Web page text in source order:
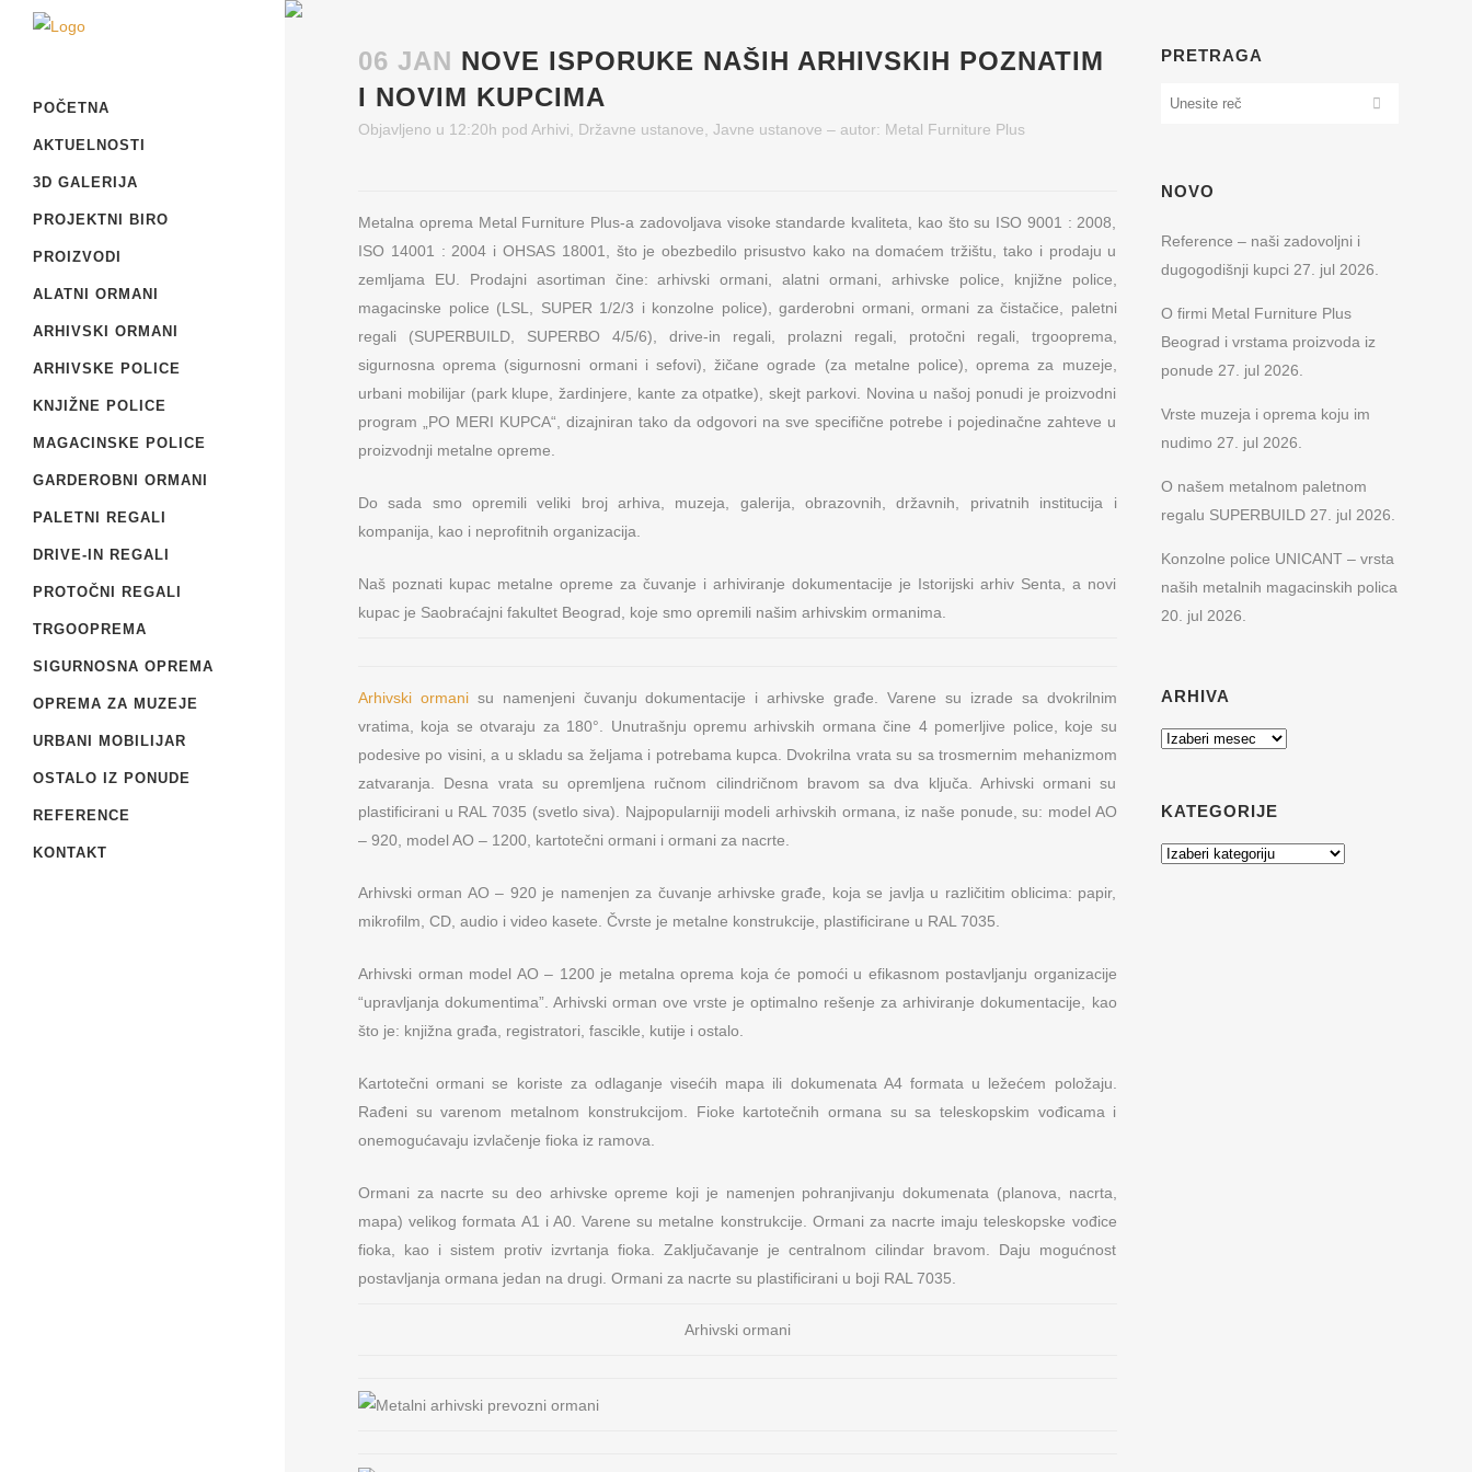
POČETNA
AKTUELNOSTI
3D GALERIJA
PROJEKTNI BIRO
PROIZVODI
ALATNI ORMANI
ARHIVSKI ORMANI
ARHIVSKE POLICE
KNJIŽNE POLICE
MAGACINSKE POLICE
GARDEROBNI ORMANI
PALETNI REGALI
DRIVE-IN REGALI
PROTOČNI REGALI
TRGOOPREMA
SIGURNOSNA OPREMA
OPREMA ZA MUZEJE
URBANI MOBILIJAR
OSTALO IZ PONUDE
REFERENCE
KONTAKT
06 JAN NOVE ISPORUKE NAŠIH ARHIVSKIH POZNATIM
I NOVIM KUPCIMA
Objavljeno u 12:20h pod Arhivi Državne ustanove Javne ustanove – autor: Metal Furniture Plus
Metalna oprema Metal Furniture Plus-a zadovoljava visoke standarde kvaliteta, kao što su ISO 9001 : 2008,
ISO 14001 : 2004 i OHSAS 18001, što je obezbedilo prisustvo kako na domaćem tržištu, tako i prodaju u
zemljama EU. Prodajni asortiman čine: arhivski ormani, alatni ormani, arhivske police, knjižne police,
magacinske police (LSL, SUPER 1/2/3 i konzolne police), garderobni ormani, ormani za čistačice, paletni
regali (SUPERBUILD, SUPERBO 4/5/6), drive-in regali, prolazni regali, protočni regali, trgooprema,
sigurnosna oprema (sigurnosni ormani i sefovi), žičane ograde (za metalne police), oprema za muzeje,
urbani mobilijar (park klupe, žardinjere, kante za otpatke), skejt parkovi. Novina u našoj ponudi je proizvodni
program „PO MERI KUPCA“, dizajniran tako da odgovori na sve specifične potrebe i pojedinačne zahteve u
proizvodnji metalne opreme.
Do sada smo opremili veliki broj arhiva, muzeja, galerija, obrazovnih, državnih, privatnih institucija i
kompanija, kao i neprofitnih organizacija.
Naš poznati kupac metalne opreme za čuvanje i arhiviranje dokumentacije je Istorijski arhiv Senta, a novi
kupac je Saobraćajni fakultet Beograd, koje smo opremili našim arhivskim ormanima.
Arhivski ormanisu namenjeni čuvanju dokumentacije i arhivske građe. Varene su izrade sa dvokrilnim
vratima, koja se otvaraju za 180°. Unutrašnju opremu arhivskih ormana čine 4 pomerljive police, koje su
podesive po visini, a u skladu sa željama i potrebama kupca. Dvokrilna vrata su sa trosmernim mehanizmom
zatvaranja. Desna vrata su opremljena ručnom cilindričnom bravom sa dva ključa. Arhivski ormani su
plastificirani u RAL 7035 (svetlo siva). Najpopularniji modeli arhivskih ormana, iz naše ponude, su: model AO
– 920, model AO – 1200, kartotečni ormani i ormani za nacrte.
Arhivski orman AO – 920 je namenjen za čuvanje arhivske građe, koja se javlja u različitim oblicima: papir,
mikrofilm, CD, audio i video kasete. Čvrste je metalne konstrukcije, plastificirane u RAL 7035.
Arhivski orman model AO – 1200 je metalna oprema koja će pomoći u efikasnom postavljanju organizacije
“upravljanja dokumentima”. Arhivski orman ove vrste je optimalno rešenje za arhiviranje dokumentacije, kao
što je: knjižna građa, registratori, fascikle, kutije i ostalo.
Kartotečni ormani se koriste za odlaganje visećih mapa ili dokumenata A4 formata u ležećem položaju.
Rađeni su varenom metalnom konstrukcijom. Fioke kartotečnih ormana su sa teleskopskim vođicama i
onemogućavaju izvlačenje fioka iz ramova.
Ormani za nacrte su deo arhivske opreme koji je namenjen pohranjivanju dokumenata (planova, nacrta,
mapa) velikog formata A1 i A0. Varene su metalne konstrukcije. Ormani za nacrte imaju teleskopske vođice
fioka, kao i sistem protiv izvrtanja fioka. Zaključavanje je centralnom cilindar bravom. Daju mogućnost
postavljanja ormana jedan na drugi. Ormani za nacrte su plastificirani u boji RAL 7035.
Arhivski ormani
PRETRAGA
NOVO
Reference – naši zadovoljni i
dugogodišnji kupci 27. jul 2026.
O firmi Metal Furniture Plus
Beograd i vrstama proizvoda iz
ponude 27. jul 2026.
Vrste muzeja i oprema koju im
nudimo 27. jul 2026.
O našem metalnom paletnom
regalu SUPERBUILD 27. jul 2026.
Konzolne police UNICANT – vrsta
naših metalnih magacinskih polica
20. jul 2026.
ARHIVA
Arhiva
KATEGORIJE
Kategorije